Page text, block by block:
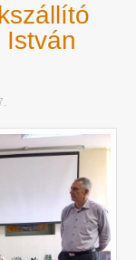
István